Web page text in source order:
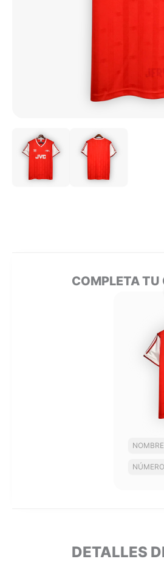
COMPLETA TU
DETALLES